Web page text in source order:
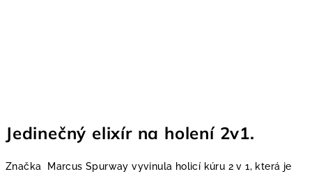
Jedinečný elixír na holení 2v1.
Značka Marcus Spurway vyvinula holicí kúru 2 v 1, která je